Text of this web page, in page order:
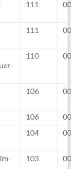
111
111
110
106
106
104
103